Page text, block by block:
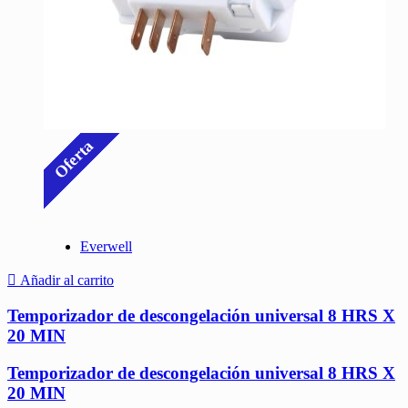
Oferta
Everwell
Añadir al carrito
Temporizador de descongelación universal 8 HRS X
20 MIN
Temporizador de descongelación universal 8 HRS X
20 MIN